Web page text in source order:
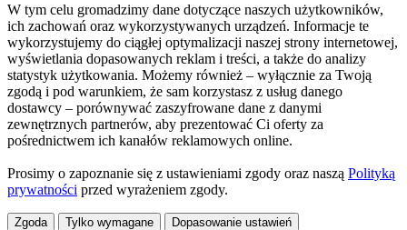
W tym celu gromadzimy dane dotyczące naszych użytkowników,
ich zachowań oraz wykorzystywanych urządzeń. Informacje te
wykorzystujemy do ciągłej optymalizacji naszej strony internetowej,
wyświetlania dopasowanych reklam i treści, a także do analizy
statystyk użytkowania. Możemy również – wyłącznie za Twoją
zgodą i pod warunkiem, że sam korzystasz z usług danego
dostawcy – porównywać zaszyfrowane dane z danymi
zewnętrznych partnerów, aby prezentować Ci oferty za
pośrednictwem ich kanałów reklamowych online.
Prosimy o zapoznanie się z ustawieniami zgody oraz naszą Polityką
prywatności przed wyrażeniem zgody.
Zgoda Tylko wymagane Dopasowanie ustawień